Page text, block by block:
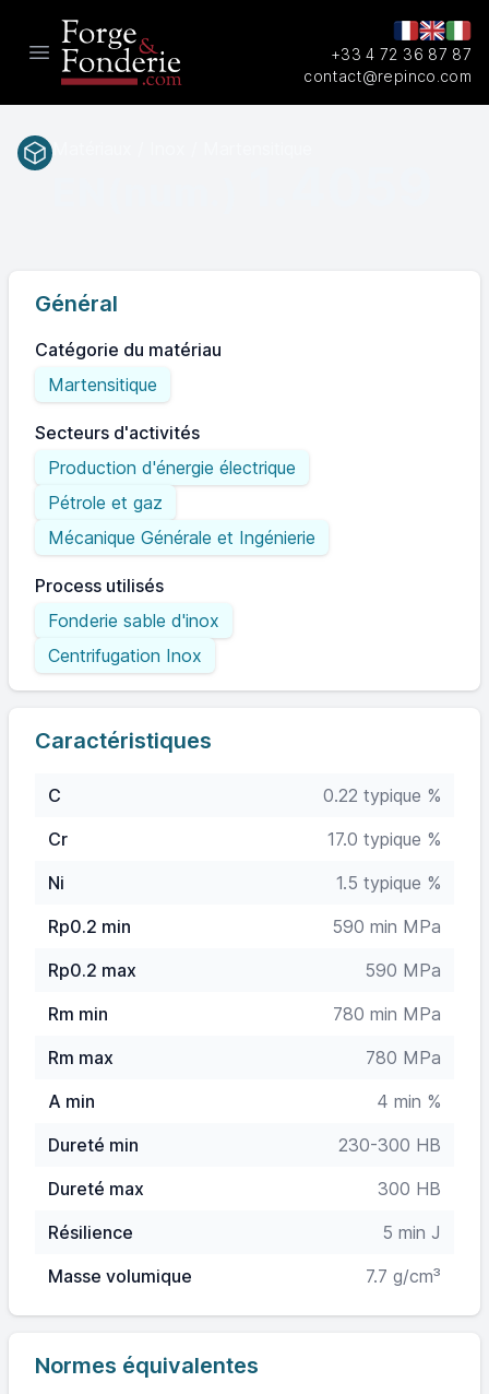
Open main menu
+33 4 72 36 87 87
contact@repinco.com
Général
Catégorie du matériau
Martensitique
Secteurs d'activités
Production d'énergie électrique
Pétrole et gaz
Mécanique Générale et Ingénierie
Process utilisés
Fonderie sable d'inox
Centrifugation Inox
Caractéristiques
C
0.22 typique %
Cr
17.0 typique %
Ni
1.5 typique %
Rp0.2 min
590 min MPa
Rp0.2 max
590 MPa
Rm min
780 min MPa
Rm max
780 MPa
A min
4 min %
Dureté min
230-300 HB
Dureté max
300 HB
Résilience
5 min J
Masse volumique
7.7 g/cm³
Normes équivalentes